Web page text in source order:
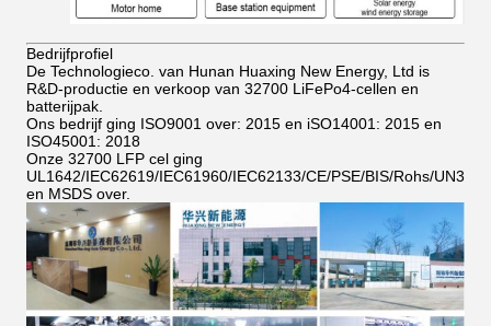
Bedrijfprofiel
De Technologieco. van Hunan Huaxing New Energy, Ltd is
R&D-productie en verkoop van 32700 LiFePo4-cellen en
batterijpak.
Ons bedrijf ging ISO9001 over: 2015 en iSO14001: 2015 en
ISO45001: 2018
Onze 32700 LFP cel ging
UL1642/IEC62619/IEC61960/IEC62133/CE/PSE/BIS/Rohs/UN38.8
en MSDS over.